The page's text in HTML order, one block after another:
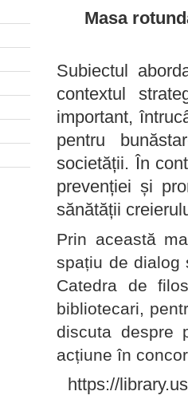
Masa
Subiectul
contextul
important,
pentru
societății. În
prevenției și
sănătății
Prin această
spațiu de dialog
Catedra de
bibliotecari,
discuta despre
acțiune în
https://